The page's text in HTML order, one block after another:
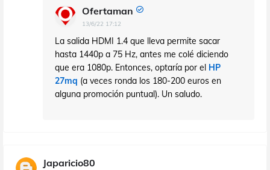
Ofertaman
13/6/22 17:12
La salida HDMI 1.4 que lleva permite sacar
hasta 1440p a 75 Hz, antes me colé diciendo
que era 1080p. Entonces, optaría por el HP
27mq (a veces ronda los 180-200 euros en
alguna promoción puntual). Un saludo.
Japaricio80